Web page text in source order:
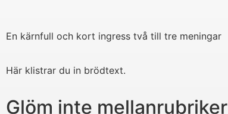
En kärnfull och kort ingress två till tre meningar
Här klistrar du in brödtext.
Glöm inte mellanrubriker